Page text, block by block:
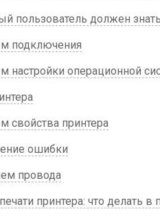
пользователь должен
подключения
настройки операционной
свойства принтера
ошибки
провода
принтера: что делать в